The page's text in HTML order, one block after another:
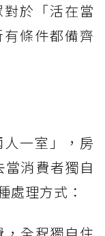
於「活在當
條件都備齊
一室」，房
消費者獨自
處理方式：